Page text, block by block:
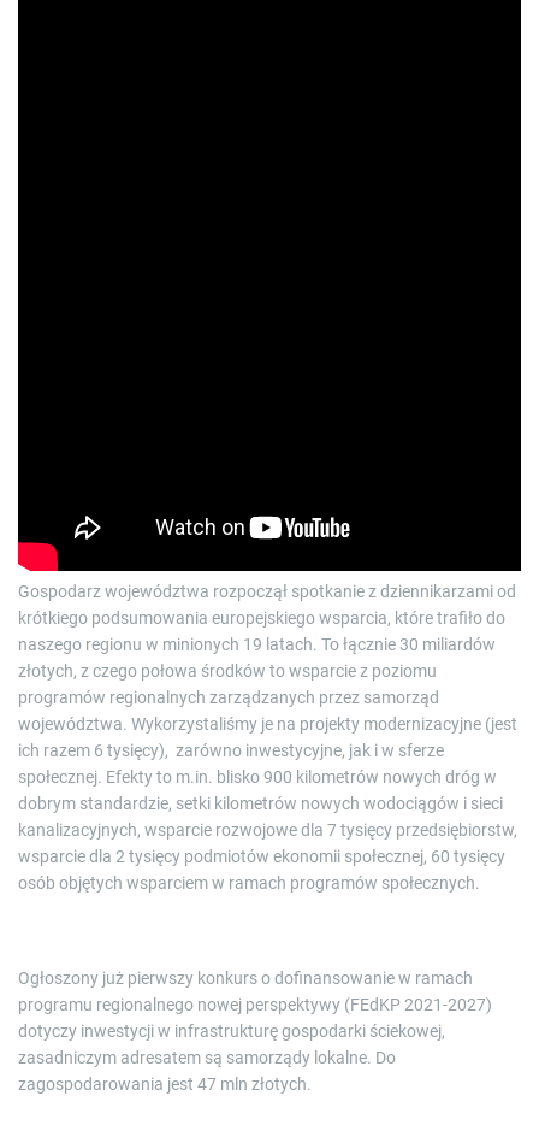
Gospodarz województwa rozpoczął spotkanie z dziennikarzami od
krótkiego podsumowania europejskiego wsparcia, które trafiło do
naszego regionu w minionych 19 latach. To łącznie 30 miliardów
złotych, z czego połowa środków to wsparcie z poziomu
programów regionalnych zarządzanych przez samorząd
województwa. Wykorzystaliśmy je na projekty modernizacyjne (jest
ich razem 6 tysięcy), zarówno inwestycyjne, jak i w sferze
społecznej. Efekty to m.in. blisko 900 kilometrów nowych dróg w
dobrym standardzie, setki kilometrów nowych wodociągów i sieci
kanalizacyjnych, wsparcie rozwojowe dla 7 tysięcy przedsiębiorstw,
wsparcie dla 2 tysięcy podmiotów ekonomii społecznej, 60 tysięcy
osób objętych wsparciem w ramach programów społecznych.
Ogłoszony już pierwszy konkurs o dofinansowanie w ramach
programu regionalnego nowej perspektywy (FEdKP 2021-2027)
dotyczy inwestycji w infrastrukturę gospodarki ściekowej,
zasadniczym adresatem są samorządy lokalne. Do
zagospodarowania jest 47 mln złotych.